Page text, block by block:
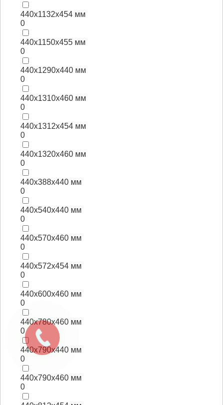
440x1132x454 мм
0
440x1150x455 мм
0
440x1290x440 мм
0
440x1310x460 мм
0
440x1312x454 мм
0
440x1320x460 мм
0
440x388x440 мм
0
440x540x440 мм
0
440x570x460 мм
0
440x572x454 мм
0
440x600x460 мм
0
440x780x460 мм
0
440x790x440 мм
0
440x790x460 мм
0